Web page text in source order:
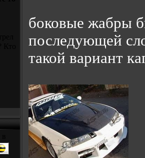
боковые жабры
последующей
такой вариант